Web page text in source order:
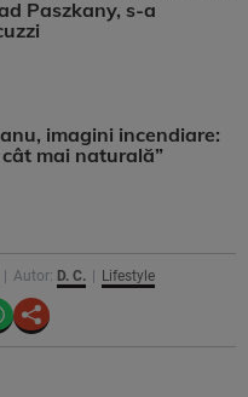
Paszkany, s-a
imagini incendiare:
mai naturală”
Autor: D. C. Lifestyle